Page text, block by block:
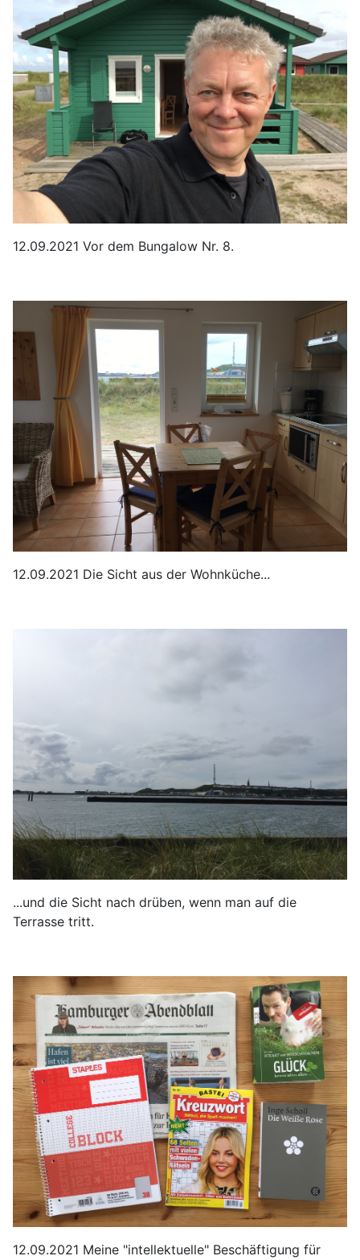
12.09.2021 Vor dem Bungalow Nr. 8.
12.09.2021 Die Sicht aus der Wohnküche...
...und die Sicht nach drüben, wenn man auf die
Terrasse tritt.
12.09.2021 Meine "intellektuelle" Beschäftigung für